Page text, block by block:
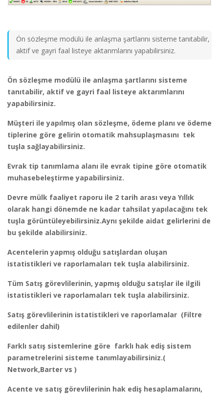
Ön sözleşme modülü ile anlaşma şartlarını sisteme tanıtabilir,
aktif ve gayri faal listeye aktarımlarını yapabilirsiniz.
Ön sözleşme modülü ile anlaşma şartlarını sisteme
tanıtabilir, aktif ve gayri faal listeye aktarımlarını
yapabilirsiniz.
Müşteri ile yapılmış olan sözleşme, ödeme planı ve ödeme
tiplerine göre gelirin otomatik mahsuplaşmasını tek
tuşla sağlayabilirsiniz.
Evrak tip tanımlama alanı ile evrak tipine göre otomatik
muhasebeleştirme yapabilirsiniz.
Devre mülk faaliyet raporu ile 2 tarih arası veya Yıllık
olarak hangi dönemde ne kadar tahsilat yapılacağını tek
tuşla görüntüleyebilirsiniz.Aynı şekilde aidat gelirlerini de
bu şekilde alabilirsiniz.
Acentelerin yapmış olduğu satışlardan oluşan
istatistikleri ve raporlamaları tek tuşla alabilirsiniz.
Tüm Satış görevlilerinin, yapmış olduğu satışlar ile ilgili
istatistikleri ve raporlamaları tek tuşla alabilirsiniz.
Satış görevlilerinin istatistikleri ve raporlamalar (Filtre
edilenler dahil)
Farklı satış sistemlerine göre farklı hak ediş sistem
parametrelerini sisteme tanımlayabilirsiniz.(
Network,Barter vs )
Acente ve satış görevlilerinin hak ediş hesaplamalarını,